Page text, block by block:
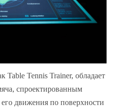
Table Tennis Trainer, обладает
спроектированным
движения по поверхности